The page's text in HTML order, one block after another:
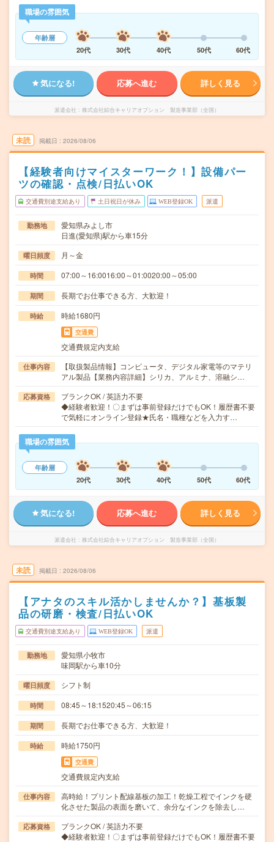
職場の雰囲気
年齢層
20代
30代 40代 50代 60代
気になる! 応募へ進む 詳しく見る
派遣会社 株式会社綜合キャリアオプション 製造事業部（全国）
未読 掲載日 2026/08/06
【経験者向けマイスターワーク！】設備パー
ツの確認・点検/日払いOK
交通費別途支給あり 土日祝日が休み WEB登録OK 派遣
勤務地
愛知県みよし市
日進(愛知県)駅から車15分
曜日頻度 月～金
時間 07:00～16:0016:00～01:0020:00～05:00
期間 長期でお仕事できる方、大歓迎！
時給 時給1680円
交通費
交通費規定内支給
仕事内容
【取扱製品情報】コンピュータ、デジタル家電等のマテリ
アル製品【業務内容詳細】シリカ、アルミナ、溶融シ…
応募資格
ブランクOK / 英語力不要
◆経験者歓迎！〇まずは事前登録だけでもOK！履歴書不要
で気軽にオンライン登録★氏名・職種などを入力す…
職場の雰囲気
年齢層
20代
30代 40代 50代 60代
気になる! 応募へ進む 詳しく見る
派遣会社 株式会社綜合キャリアオプション 製造事業部（全国）
未読 掲載日 2026/08/06
【アナタのスキル活かしませんか？】基板製
品の研磨・検査/日払いOK
交通費別途支給あり WEB登録OK 派遣
勤務地
愛知県小牧市
味岡駅から車10分
曜日頻度 シフト制
時間 08:45～18:1520:45～06:15
期間 長期でお仕事できる方、大歓迎！
時給 時給1750円
交通費
交通費規定内支給
仕事内容
高時給！プリント配線基板の加工！乾燥工程でインクを硬
化させた製品の表面を磨いて、余分なインクを除去し…
応募資格
ブランクOK / 英語力不要
◆経験者歓迎！〇まずは事前登録だけでもOK！履歴書不要